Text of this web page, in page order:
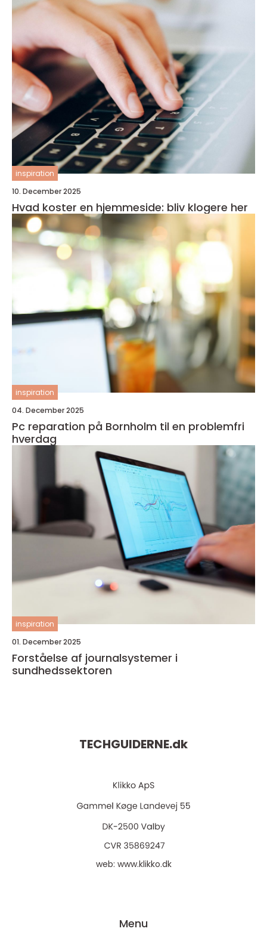
inspiration
10. December 2025
Hvad koster en hjemmeside: bliv klogere her
inspiration
04. December 2025
Pc reparation på Bornholm til en problemfri
hverdag
inspiration
01. December 2025
Forståelse af journalsystemer i
sundhedssektoren
TECHGUIDERNE.dk
web: www.klikko.dk
Menu